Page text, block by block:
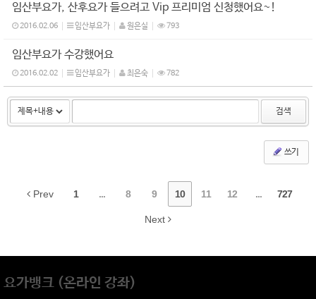
임산부요가, 산후요가 들으려고 Vip 프리미엄 신청했어요~!
2016.02.06 임산부요가 원은실 793
임산부요가 수강했어요
2016.02.02 임산부요가 최은숙 782
검색
쓰기
Prev 1 ... 8 9 10 11 12 ... 727
Next
요가뱅크 (온라인 강좌)